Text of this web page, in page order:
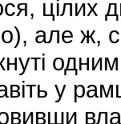
цілих
але ж,
у